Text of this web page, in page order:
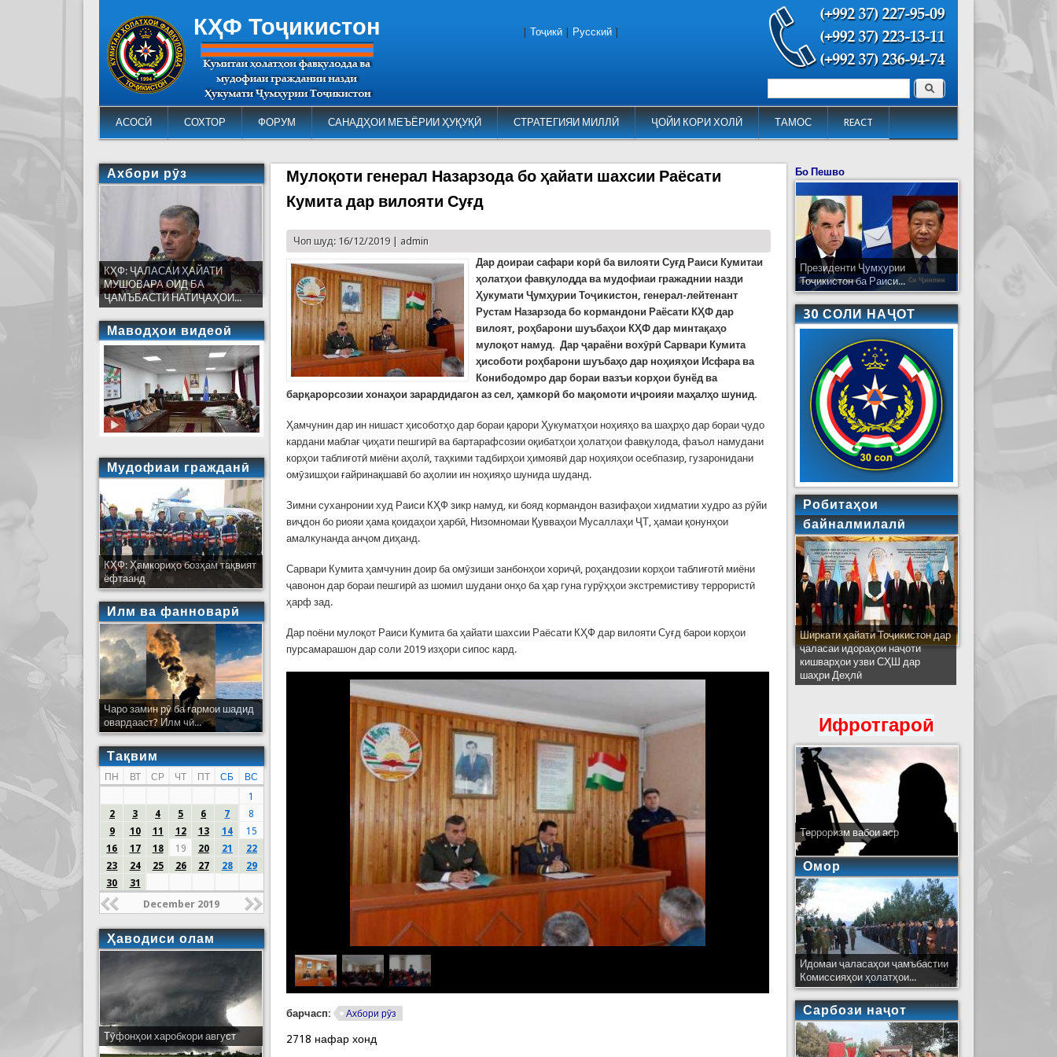
КҲФ Тоҷикистон
АСОСӢ СОХТОР ФОРУМ САНАДҲОИ МЕЪЁРИИ ҲУҚУҚӢ СТРАТЕГИЯИ МИЛЛӢ ҶОЙИ КОРИ ХОЛӢ ТАМОС REACT
Форма поиска Поиск
Тоҷикӣ Русский
Мулоқоти генерал Назарзода бо ҳайати шахсии Раёсати
Кумита дар вилояти Суғд
Чоп шуд: 16/12/2019 | admin
Дар доираи сафари корӣ ба вилояти Суғд Раиси Кумитаи
ҳолатҳои фавқулодда ва мудофиаи гражаднии назди
Ҳукумати Ҷумҳурии Тоҷикистон, генерал-лейтенант
Рустам Назарзода бо кормандони Раёсати КҲФ дар
вилоят, роҳбарони шуъбаҳои КҲФ дар минтақаҳо
мулоқот намуд. Дар ҷараёни вохӯрӣ Сарвари Кумита
ҳисоботи роҳбарони шуъбаҳо дар ноҳияҳои Исфара ва
Конибодомро дар бораи вазъи корҳои бунёд ва
барқарорсозии хонаҳои зарардидагон аз сел, ҳамкорӣ бо мақомоти иҷроияи маҳалҳо шунид.
Ҳамчунин дар ин нишаст ҳисоботҳо дар бораи қарори Ҳукуматҳои ноҳияҳо ва шаҳрҳо дар бораи ҷудо
кардани маблағ ҷиҳати пешгирӣ ва бартарафсозии оқибатҳои ҳолатҳои фавқулода, фаъол намудани
корҳои таблиғотӣ миёни аҳолӣ, таҳкими тадбирҳои ҳимоявӣ дар ноҳияҳои осебпазир, гузаронидани
омӯзишҳои ғайринақшавӣ бо аҳолии ин ноҳияҳо шунида шуданд.
Зимни суханронии худ Раиси КҲФ зикр намуд, ки бояд кормандон вазифаҳои хидматии худро аз рӯйи
виҷдон бо риояи ҳама қоидаҳои ҳарбӣ, Низомномаи Қувваҳои Мусаллаҳи ҶТ, ҳамаи қонунҳои
амалкунанда анҷом диҳанд.
Сарвари Кумита ҳамчунин доир ба омӯзиши занбонҳои хориҷӣ, роҳандозии корҳои таблиғотӣ миёни
ҷавонон дар бораи пешгирӣ аз шомил шудани онҳо ба ҳар гуна гурӯҳҳои экстремистиву террористӣ
ҳарф зад.
Дар поёни мулоқот Раиси Кумита ба ҳайати шахсии Раёсати КҲФ дар вилояти Суғд барои корҳои
пурсамарашон дар соли 2019 изҳори сипос кард.
барчасп: Ахбори рӯз
2718 нафар хонд
Ахбори рӯз
КҲФ: ҶАЛАСАИ ҲАЙАТИ
МУШОВАРА ОИД БА
ҶАМЪБАСТИ НАТИҶАҲОИ...
Маводҳои видеоӣ
Мудофиаи гражданӣ
КҲФ: Ҳамкориҳо бозҳам тақвият
ёфтаанд
Илм ва фанноварӣ
Чаро замин рӯ ба гармои шадид
овардааст? Илм чӣ...
Тақвим
ПН ВТ СР ЧТ ПТ СБ
ВС
1
2
3 4 5 6 7
8
9
10 11 12 13 14
15
16
17 18 19 20 21
22
23
24 25 26 27 28
29
30
31
December 2019
Ҳаводиси олам
Тӯфонҳои харобкори август
Бо Пешво
Президенти Ҷумҳурии
Тоҷикистон ба Раиси...
30 СОЛИ НАҶОТ
Робитаҳои
байналмилалӣ
Ширкати ҳайати Тоҷикистон дар
ҷаласаи идораҳои наҷоти
кишварҳои узви СҲШ дар
шаҳри Деҳлӣ
Ифротгароӣ
Терроризм вабои аср
Омор
Идомаи ҷаласаҳои ҷамъбастии
Комиссияҳои ҳолатҳои...
Сарбози наҷот